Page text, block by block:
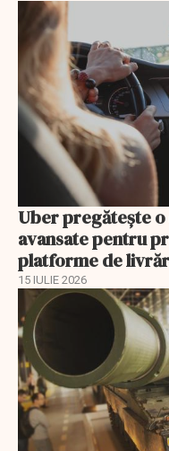
Uber pregătește
avansate pentru
platforme de
15 IULIE 2026